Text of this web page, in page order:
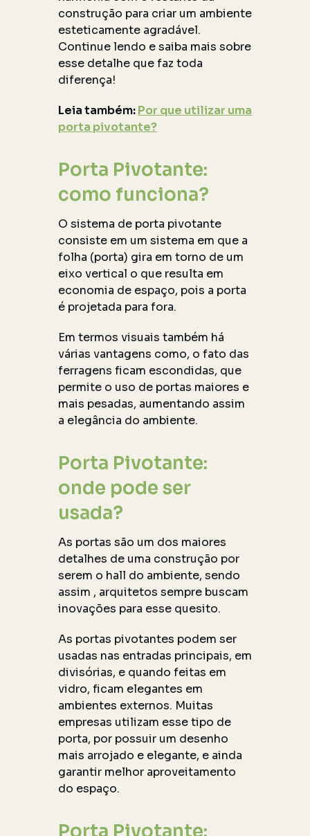
construção para criar um ambiente
esteticamente agradável.
Continue lendo e saiba mais sobre
esse detalhe que faz toda
diferença!
Leia também:Por que utilizar uma
porta pivotante?
Porta Pivotante:
como funciona?
O sistema de porta pivotante
consiste em um sistema em que a
folha (porta) gira em torno de um
eixo vertical o que resulta em
economia de espaço, pois a porta
é projetada para fora.
Em termos visuais também há
várias vantagens como, o fato das
ferragens ficam escondidas, que
permite o uso de portas maiores e
mais pesadas, aumentando assim
a elegância do ambiente.
Porta Pivotante:
onde pode ser
usada?
As portas são um dos maiores
detalhes de uma construção por
serem o hall do ambiente, sendo
assim , arquitetos sempre buscam
inovações para esse quesito.
As portas pivotantes podem ser
usadas nas entradas principais, em
divisórias, e quando feitas em
vidro, ficam elegantes em
ambientes externos. Muitas
empresas utilizam esse tipo de
porta, por possuir um desenho
mais arrojado e elegante, e ainda
garantir melhor aproveitamento
do espaço.